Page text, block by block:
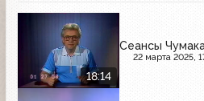
18:14
Сеансы
22 марта 2025,